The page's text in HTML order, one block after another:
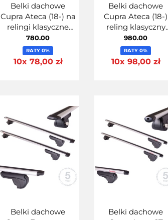
Belki dachowe
Cupra Ateca (18-) na
relingi klasyczne
Aluminiowe
MontBlanc Activa
Alu 125
780.00
RATY 0%
10x 78,00 zł
Belki dachowe
Cupra Ateca (18-)
reling klasyczny
MontBlanc Activa
AERO 125
980.00
RATY 0%
10x 98,00 zł
Belki dachowe
Belki dachowe